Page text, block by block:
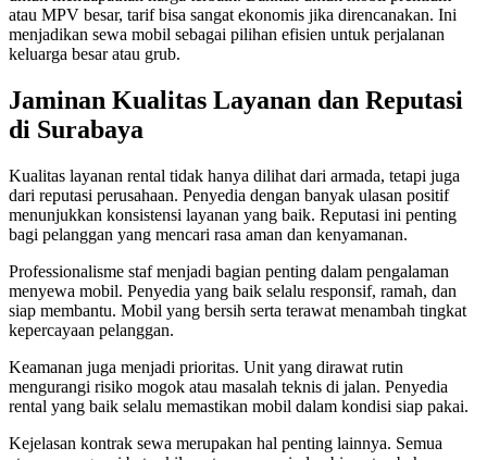
atau MPV besar, tarif bisa sangat ekonomis jika direncanakan. Ini
menjadikan sewa mobil sebagai pilihan efisien untuk perjalanan
keluarga besar atau grub.
Jaminan Kualitas Layanan dan Reputasi
di Surabaya
Kualitas layanan rental tidak hanya dilihat dari armada, tetapi juga
dari reputasi perusahaan. Penyedia dengan banyak ulasan positif
menunjukkan konsistensi layanan yang baik. Reputasi ini penting
bagi pelanggan yang mencari rasa aman dan kenyamanan.
Professionalisme staf menjadi bagian penting dalam pengalaman
menyewa mobil. Penyedia yang baik selalu responsif, ramah, dan
siap membantu. Mobil yang bersih serta terawat menambah tingkat
kepercayaan pelanggan.
Keamanan juga menjadi prioritas. Unit yang dirawat rutin
mengurangi risiko mogok atau masalah teknis di jalan. Penyedia
rental yang baik selalu memastikan mobil dalam kondisi siap pakai.
Kejelasan kontrak sewa merupakan hal penting lainnya. Semua